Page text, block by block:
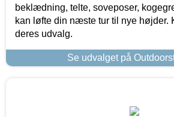
beklædning, telte, soveposer,
kan løfte din næste tur til nye højder.
deres udvalg.
Se udvalget på